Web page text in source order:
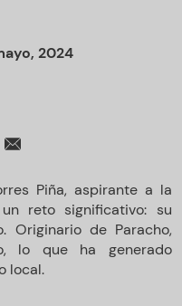
2024
Piña, aspirante a la
reto significativo: su
Originario de Paracho,
lo que ha generado
local.